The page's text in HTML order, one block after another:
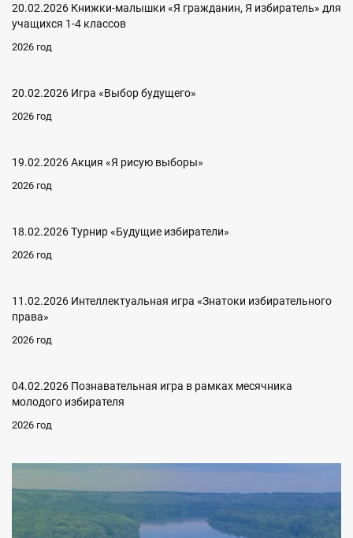
20.02.2026 Книжки-малышки «Я гражданин, Я избиратель» для
учащихся 1-4 классов
2026 год
20.02.2026 Игра «Выбор будущего»
2026 год
19.02.2026 Акция «Я рисую выборы»
2026 год
18.02.2026 Турнир «Будущие избиратели»
2026 год
11.02.2026 Интеллектуальная игра «Знатоки избирательного
права»
2026 год
04.02.2026 Познавательная игра в рамках месячника
молодого избирателя
2026 год